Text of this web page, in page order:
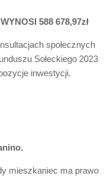
588 678,97zł
społecznych
Sołeckiego 2023
inwestycji.
mieszkaniec ma prawo